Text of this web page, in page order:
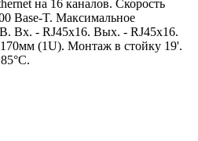
на 16 каналов. Скорость
Base-T. Максимальное
Вх. - RJ45х16. Вых. - RJ45х16.
(1U). Монтаж в стойку 19'.